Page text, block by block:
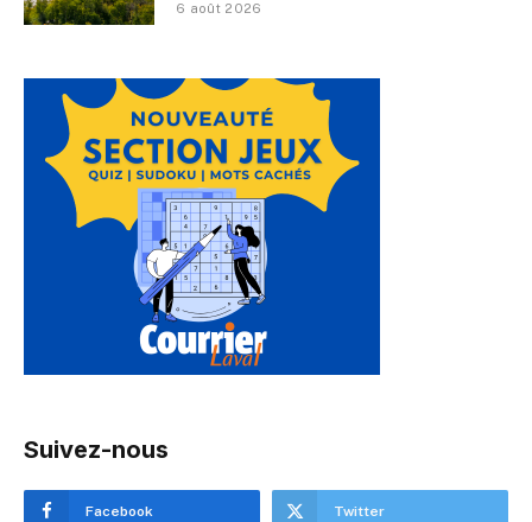
6 août 2026
Suivez-nous
Facebook Twitter